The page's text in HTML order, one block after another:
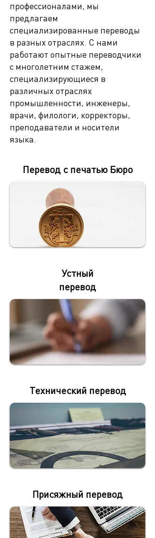
профессионалами, мы
предлагаем
специализированные переводы
в разных отраслях. С нами
работают опытные переводчики
с многолетним стажем,
специализирующиеся в
различных отраслях
промышленности, инженеры,
врачи, филологи, корректоры,
преподаватели и носители
языка.
Перевод с печатью Бюро
Устный
перевод
Технический перевод
Присяжный перевод